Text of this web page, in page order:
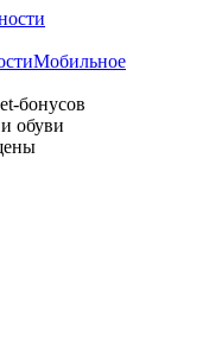
Мобильное
бонусов
обуви